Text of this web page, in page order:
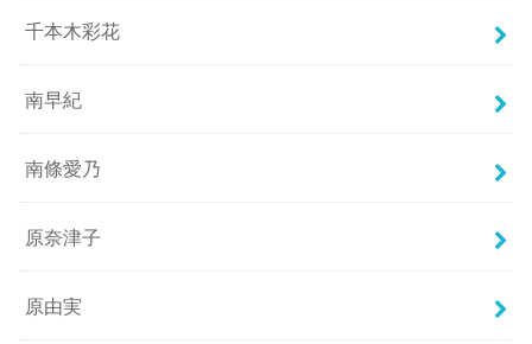
千本木彩花
南早紀
南條愛乃
原奈津子
原由実